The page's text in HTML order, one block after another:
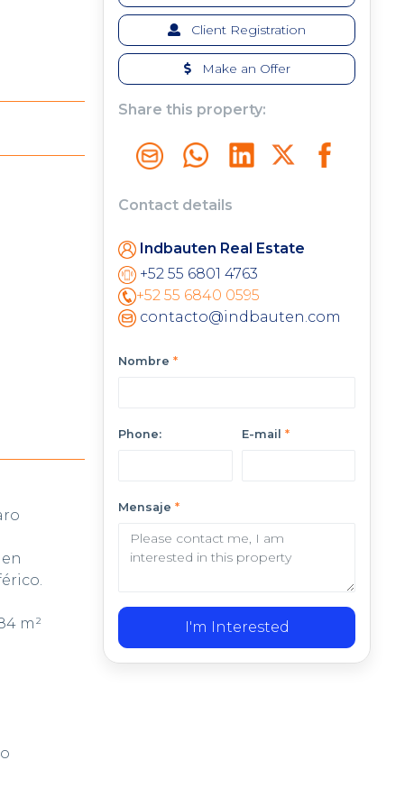
m²
Client Registration
Make an Offer
Share this property:
Contact details
Indbauten Real Estate
+52 55 6801 4763
+52 55 6840 0595
contacto@indbauten.com
Nombre *
Phone: E-mail *
Mensaje *
I'm Interested